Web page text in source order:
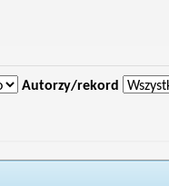
Autorzy/rekord